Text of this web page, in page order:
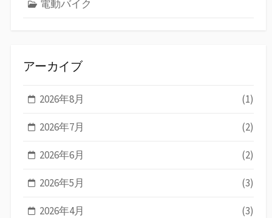
電動バイク
アーカイブ
2026年8月 (1)
2026年7月 (2)
2026年6月 (2)
2026年5月 (3)
2026年4月 (3)